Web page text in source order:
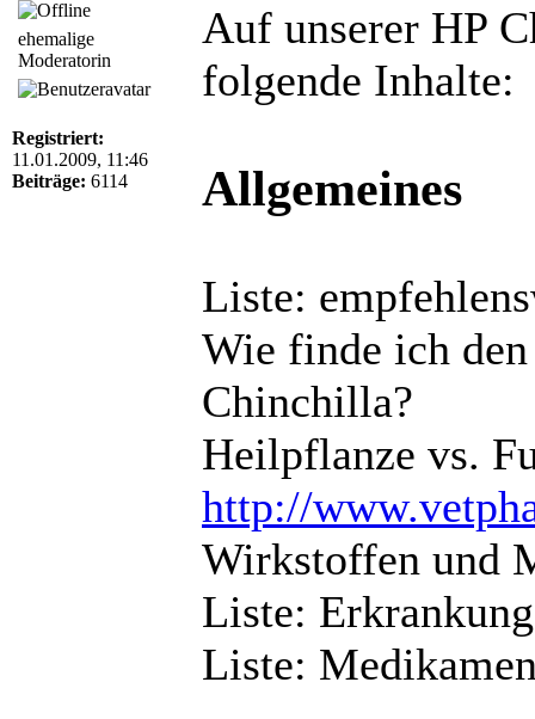
ehemalige
Moderatorin
Registriert:
11.01.2009, 11:46
Beiträge: 6114
Auf unserer HP
folgende Inhalte:
Allgemeines
Liste:
Wie finde ich
Chinchilla?
Heilpflanze vs.
http://
Wirkstoffen und
Liste:
Liste: